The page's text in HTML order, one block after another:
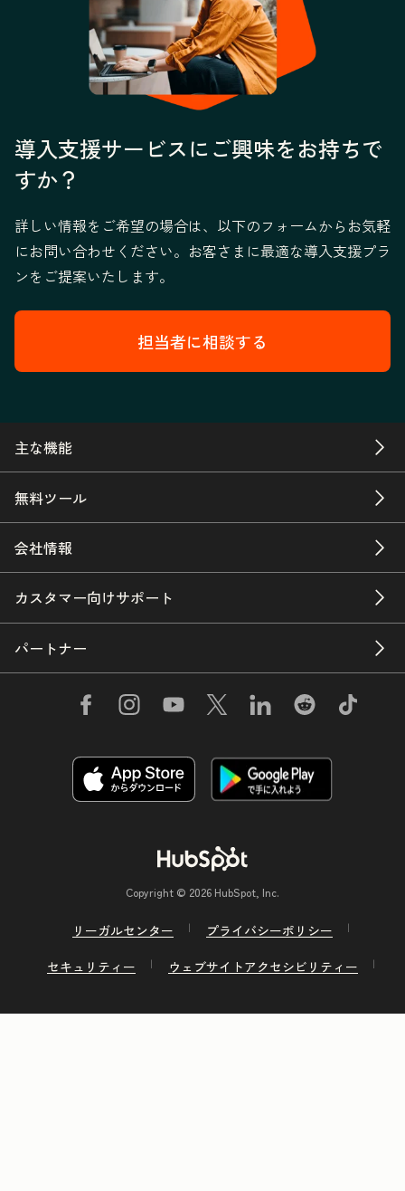
導入支援サービスにご興味をお持ちで
すか？
詳しい情報をご希望の場合は、以下のフォームからお気軽
にお問い合わせください。お客さまに最適な導入支援プラ
ンをご提案いたします。
担当者に相談する
主な機能
無料ツール
会社情報
カスタマー向けサポート
パートナー
Copyright © 2026 HubSpot, Inc.
リーガルセンター
プライバシーポリシー
セキュリティー
ウェブサイトアクセシビリティー